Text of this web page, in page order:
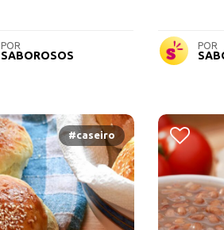
POR
SABOROSOS
POR
#caseiro